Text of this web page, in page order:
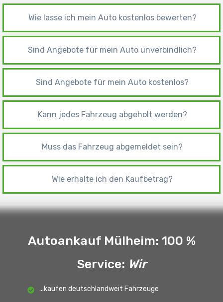
Wie lasse ich mein Auto kostenlos bewerten?
Sind Angebote für mein Auto unverbindlich?
Sind Angebote für mein Auto kostenlos?
Kann jedes Fahrzeug abgeholt werden?
Muss das Fahrzeug abgemeldet sein?
Wie erhalte ich den Kaufbetrag?
Autoankauf Mülheim: 100 %
Service: Wir
...kaufen deutschlandweit Fahrzeuge